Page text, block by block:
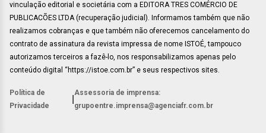
vinculação editorial e societária com a EDITORA TRES COMÉRCIO DE
PUBLICACÕES LTDA (recuperação judicial). Informamos também que não
realizamos cobranças e que também não oferecemos cancelamento do
contrato de assinatura da revista impressa de nome ISTOÉ, tampouco
autorizamos terceiros a fazê-lo, nos responsabilizamos apenas pelo
conteúdo digital “https://istoe.com.br” e seus respectivos sites.
Política de
Privacidade
Assessoria de imprensa:
grupoentre.imprensa@agenciafr.com.br